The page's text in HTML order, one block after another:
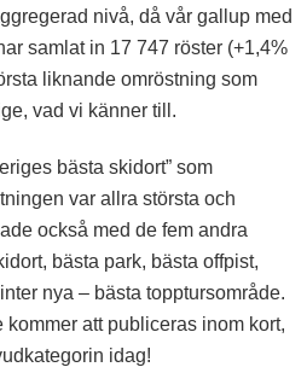
nivå, då vår gallup med
samlat in 17 747 röster (+1,4%
liknande omröstning som
vad vi känner till.
bästa skidort” som
var allra största och
också med de fem andra
bästa park, bästa offpist,
nya – bästa topptursområde.
att publiceras inom kort,
idag!